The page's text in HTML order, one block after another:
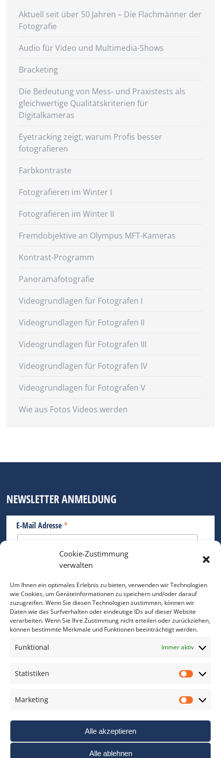
Cookie-Zustimmung
verwalten
Um Ihnen ein optimales Erlebnis zu bieten, verwenden wir Technologien
wie Cookies, um Geräteinformationen zu speichern und/oder darauf
zuzugreifen. Wenn Sie diesen Technologien zustimmen, können wir
Daten wie das Surfverhalten oder eindeutige IDs auf dieser Website
verarbeiten. Wenn Sie Ihre Zustimmung nicht erteilen oder zurückziehen,
können bestimmte Merkmale und Funktionen beeinträchtigt werden.
Funktional Immer aktiv
Statistiken
Marketing
Alle akzeptieren
Alle ablehnen
Aktuell seit über 50 Jahren – Die Flachmänner der
Fotografie
Audio für Video und Multimedia-Shows
Bracketing
Die Bedeutung von Mess- und Praxistests als
gleichwertige Qualitätskriterien für
Digitalkameras
Eyetracking zeigt, warum Profis besser
fotografieren
Farbkontraste
Fotografieren im Winter I
Fotografieren im Winter II
Fremdobjektive an Olympus MFT-Kameras
Kontrast-Programm
Panoramafotografie
Videogrundlagen für Fotografen I
Videogrundlagen für Fotografen II
Videogrundlagen für Fotografen III
Videogrundlagen für Fotografen IV
Videogrundlagen für Fotografen V
Wie aus Fotos Videos werden
NEWSLETTER ANMELDUNG
E-Mail Adresse *
Bitte geben Sie Ihre E-Mail Adresse ein.
*